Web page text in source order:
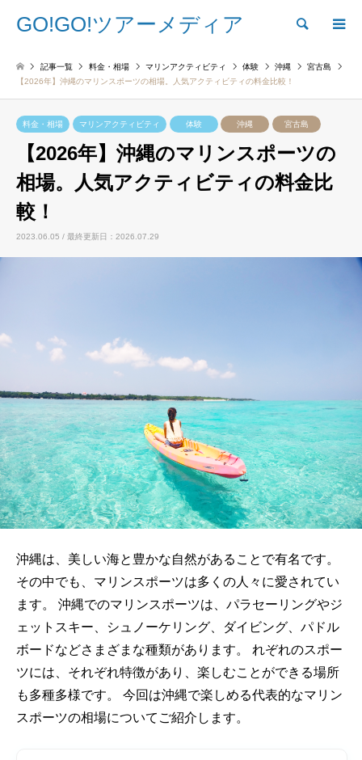
GO!GO!ツアーメディア 検索
記事一覧 料金・相場 マリンアクティビティ 体験 沖縄
宮古島
【2026年】沖縄のマリンスポーツの相場。人気アクティビティの料金比較！
料金・相場 マリンアクティビティ 体験 沖縄 宮古島
【2026年】沖縄のマリンスポーツの
相場。人気アクティビティの料金比
較！
2023.06.05 / 最終更新日：2026.07.29
沖縄は、美しい海と豊かな自然があることで有名です。
その中でも、マリンスポーツは多くの人々に愛されてい
ます。 沖縄でのマリンスポーツは、パラセーリングやジ
ェットスキー、シュノーケリング、ダイビング、パドル
ボードなどさまざまな種類があります。 れぞれのスポー
ツには、それぞれ特徴があり、楽しむことができる場所
も多種多様です。 今回は沖縄で楽しめる代表的なマリン
スポーツの相場についてご紹介します。